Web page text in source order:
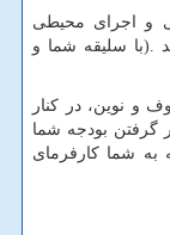
و اجرای محیطی
.(با سلیقه شما و
و نوین، در کنار
گرفتن بودجه شما
به شما کارفرمای